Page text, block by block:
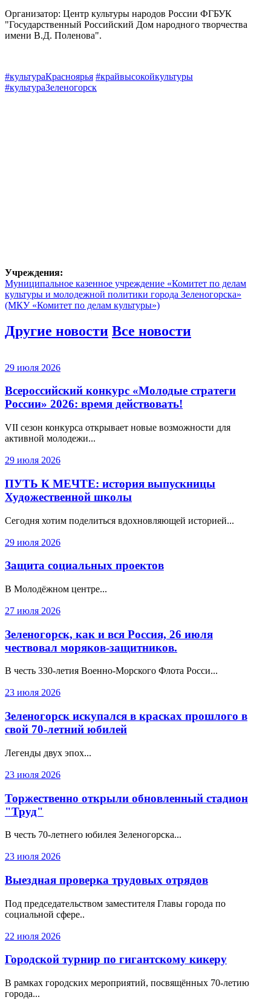
Организатор: Центр культуры народов России ФГБУК
"Государственный Российский Дом народного творчества
имени В.Д. Поленова".
#культураКрасноярья #крайвысокойкультуры
#культураЗеленогорск
Учреждения:
Муниципальное казенное учреждение «Комитет по делам
культуры и молодежной политики города Зеленогорска»
(МКУ «Комитет по делам культуры»)
Другие новости Все новости
29 июля 2026
Всероссийский конкурс «Молодые стратеги
России» 2026: время действовать!
VII сезон конкурса открывает новые возможности для
активной молодежи...
29 июля 2026
ПУТЬ К МЕЧТЕ: история выпускницы
Художественной школы
Сегодня хотим поделиться вдохновляющей историей...
29 июля 2026
Защита социальных проектов
В Молодёжном центре...
27 июля 2026
Зеленогорск, как и вся Россия, 26 июля
чествовал моряков-защитников.
В честь 330‑летия Военно‑Морского Флота Росси...
23 июля 2026
Зеленогорск искупался в красках прошлого в
свой 70-летний юбилей
Легенды двух эпох...
23 июля 2026
Торжественно открыли обновленный стадион
"Труд"
В честь 70-летнего юбилея Зеленогорска...
23 июля 2026
Выездная проверка трудовых отрядов
Под председательством заместителя Главы города по
социальной сфере..
22 июля 2026
Городской турнир по гигантскому кикеру
В рамках городских мероприятий, посвящённых 70-летию
города...